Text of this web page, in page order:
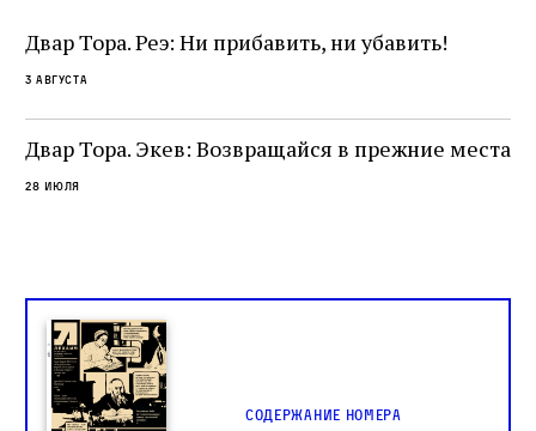
не просто покровитель переводчиков,
окружённый книгами. Перед нами человек,
одно решение которого вызвало возмущение
целой общины и стало частью многовекового
спора о том, кому принадлежит последнее
слово в переводе Библии
Двар Тора. Реэ: Ни прибавить, ни убавить!
3 августа
Двар Тора. Экев: Возвращайся в прежние места
28 июля
Содержание номера